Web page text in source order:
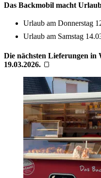
Das Backmobil macht
Urlaub am Donnerstag
Urlaub am Samstag
Die nächsten Lieferungen in
19.03.2026. 🍞